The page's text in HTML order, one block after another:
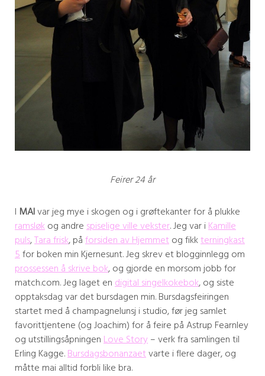
Feirer 24 år
I MAIvar jeg mye i skogen og i grøftekanter for å plukke
ramsløkog andrespiselige ville vekster. Jeg var iKamille
puls,Tara frisk, påforsiden av Hjemmetog fikkterningkast
5for boken min Kjernesunt. Jeg skrev et blogginnlegg om
prossessen å skrive bok, og gjorde en morsom jobb for
match.com. Jeg laget endigital singelkokebok, og siste
opptaksdag var det bursdagen min. Bursdagsfeiringen
startet med å champagnelunsj i studio, før jeg samlet
favorittjentene (og Joachim) for å feire på Astrup Fearnley
og utstillingsåpningenLove Story– verk fra samlingen til
Erling Kagge.Bursdagsbonanzaetvarte i flere dager, og
måtte mai alltid forbli like bra.